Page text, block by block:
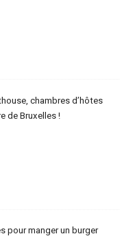
chambres d’hôtes
de Bruxelles !
pour manger un burger